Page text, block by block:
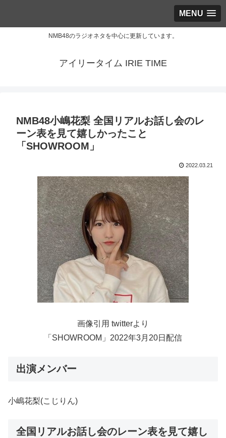
MENU
NMB48のラジオネタを中心に更新しています。
アイリータイム IRIE TIME
NMB48小嶋花梨 全国リアルお話し会のレ
ーン表を見て嬉しかったこと
「SHOWROOM」
2022.03.21
画像引用 twitterより
「SHOWROOM」2022年3月20日配信
出演メンバー
小嶋花梨(こじりん)
全国リアルお話し会のレーン表を見て嬉し